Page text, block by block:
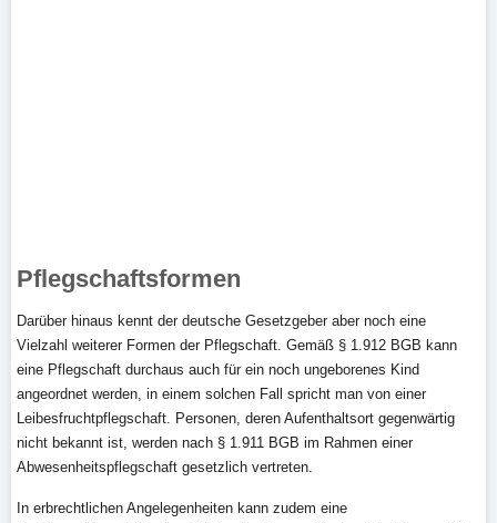
Pflegschaftsformen
Darüber hinaus kennt der deutsche Gesetzgeber aber noch eine
Vielzahl weiterer Formen der Pflegschaft. Gemäß § 1.912 BGB kann
eine Pflegschaft durchaus auch für ein noch ungeborenes Kind
angeordnet werden, in einem solchen Fall spricht man von einer
Leibesfruchtpflegschaft. Personen, deren Aufenthaltsort gegenwärtig
nicht bekannt ist, werden nach § 1.911 BGB im Rahmen einer
Abwesenheitspflegschaft gesetzlich vertreten.
In erbrechtlichen Angelegenheiten kann zudem eine